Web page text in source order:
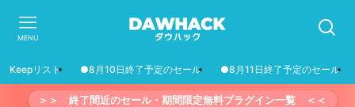
MENU
Keepリスト ●8月10日終了予定のセール ●8月11日終了予定のセール
＞＞ 終了間近のセール・期間限定無料プラグイン一覧 ＜＜